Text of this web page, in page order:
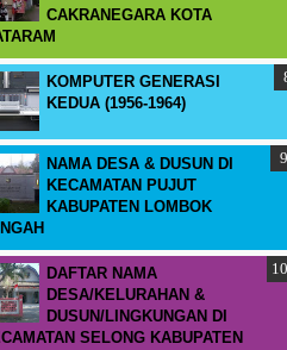
CAKRANEGARA KOTA
KOMPUTER GENERASI
KEDUA (1956-1964)
NAMA DESA & DUSUN DI
KECAMATAN PUJUT
KABUPATEN LOMBOK
DAFTAR NAMA
DESA/KELURAHAN &
DUSUN/LINGKUNGAN DI
SELONG KABUPATEN